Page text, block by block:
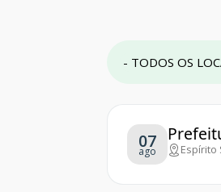
07
ago Espírito